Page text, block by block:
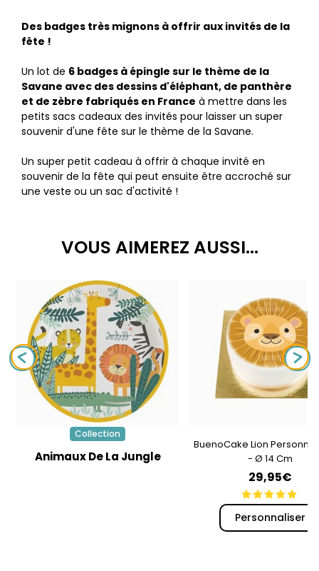
Des badges très mignons à offrir aux invités de la
fête !
Un lot de 6 badges à épingle sur le thème de la
Savane avec des dessins d'éléphant, de panthère
et de zèbre fabriqués en France à mettre dans les
petits sacs cadeaux des invités pour laisser un super
souvenir d'une fête sur le thème de la Savane.
Un super petit cadeau à offrir à chaque invité en
souvenir de la fête qui peut ensuite être accroché sur
une veste ou un sac d'activité !
VOUS AIMEREZ AUSSI...
Collection
Animaux De La Jungle
BuenoCake Lion
- Ø 14 Cm
29,95€
Personnaliser